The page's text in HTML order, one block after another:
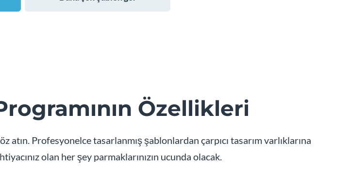
Özellikleri
Profesyonelce tasarlanmış şablonlardan çarpıcı tasarım varlıklarına
olan her şey parmaklarınızın ucunda olacak.